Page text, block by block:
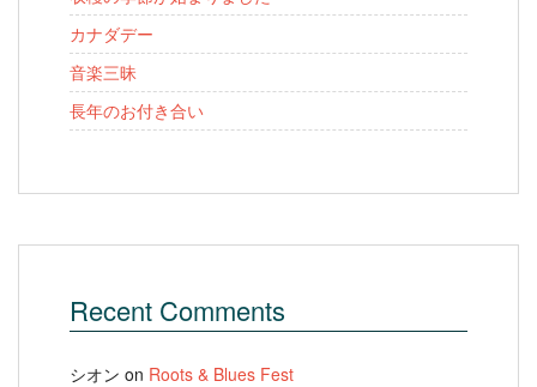
カナダデー
音楽三昧
長年のお付き合い
Recent Comments
シオン on Roots & Blues Fest